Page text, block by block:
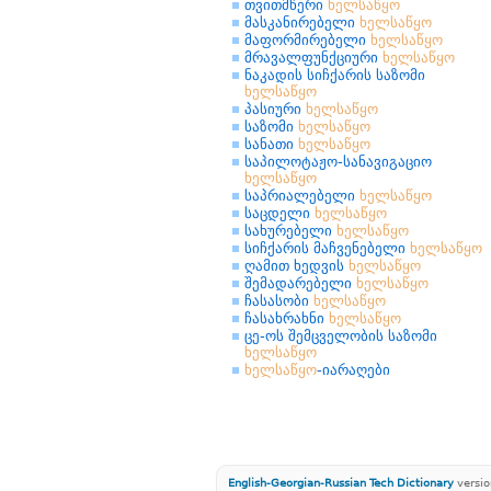
თვითმწერი ხელსაწყო
მასკანირებელი ხელსაწყო
მაფორმირებელი ხელსაწყო
მრავალფუნქციური ხელსაწყო
ნაკადის სიჩქარის საზომი
ხელსაწყო
პასიური ხელსაწყო
საზომი ხელსაწყო
სანათი ხელსაწყო
საპილოტაჟო-სანავიგაციო
ხელსაწყო
საპრიალებელი ხელსაწყო
საცდელი ხელსაწყო
სახურებელი ხელსაწყო
სიჩქარის მაჩვენებელი ხელსაწყო
ღამით ხედვის ხელსაწყო
შემადარებელი ხელსაწყო
ჩასასობი ხელსაწყო
ჩასახრახნი ხელსაწყო
ცე-ოს შემცველობის საზომი
ხელსაწყო
ხელსაწყო-იარაღები
English-Georgian-Russian Tech Dictionary